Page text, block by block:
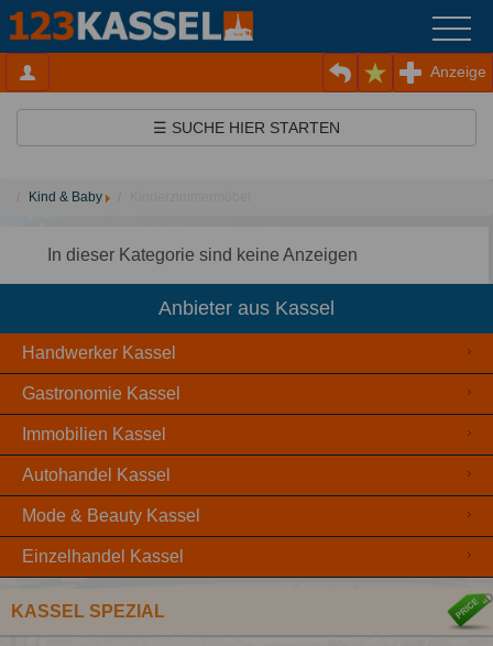
Anzeige
☰ SUCHE HIER STARTEN
Kind & Baby
In dieser Kategorie sind keine Anzeigen
Anbieter aus Kassel
Handwerker Kassel
Gastronomie Kassel
Immobilien Kassel
Autohandel Kassel
Mode & Beauty Kassel
Einzelhandel Kassel
KASSEL SPEZIAL